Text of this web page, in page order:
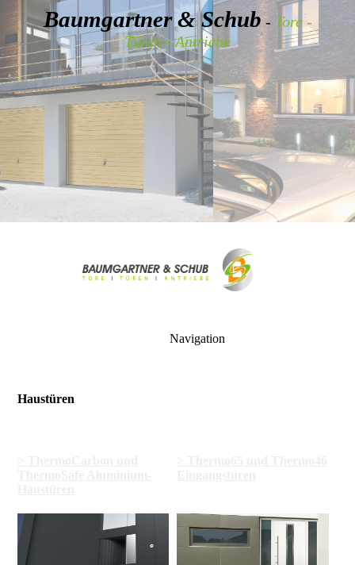
Baumgartner & Schub-Tore -
Türen - Antriebe
Navigation
Haustüren